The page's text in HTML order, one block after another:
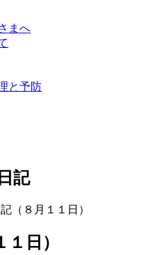
まへ
と予防
記
（８月１１日）
日）